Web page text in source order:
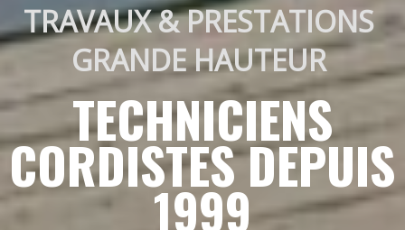
TRAVAUX & PRESTATIONS
GRANDE HAUTEUR
TECHNICIENS
CORDISTES DEPUIS
1999